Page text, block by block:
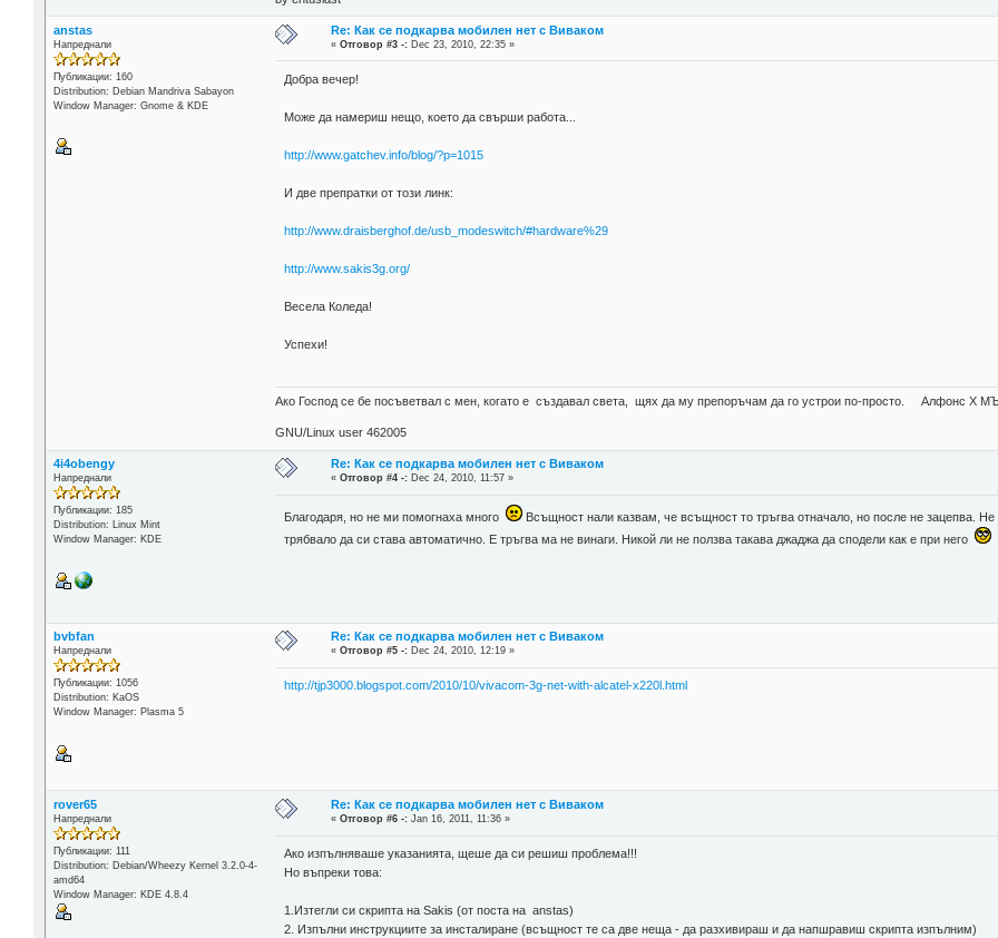
anstas
Напреднали
Публикации: 160
Distribution: Debian Mandriva Sabayon
Window Manager: Gnome & KDE
Re: Как се подкарва мобилен нет с Виваком
«Отговор #3 -: Dec 23, 2010, 22:35 »
Добра вечер!
Може да намериш нещо, което да свърши работа...
http://www.gatchev.info/blog/?p=1015
И две препратки от този линк:
http://www.draisberghof.de/usb_modeswitch/#hardware%29
http://www.sakis3g.org/
Весела Коледа!
Успехи!
Ако Господ се бе посъветвал с мен, когато е създавал света, щях да му препоръчам да го устрои по-просто. Алфонс X
GNU/Linux user 462005
4i4obengy
Напреднали
Публикации: 185
Distribution: Linux Mint
Window Manager: KDE
Re: Как се подкарва мобилен нет с Виваком
«Отговор #4 -: Dec 24, 2010, 11:57 »
Благодаря, но не ми помогнаха много
Всъщност нали казвам, че всъщност то тръгва отначало, но после не зацепва.
трябвало да си става автоматично. Е тръгва ма не винаги. Никой ли не ползва такава джаджа да сподели как е при него
bvbfan
Напреднали
Публикации: 1056
Distribution: KaOS
Window Manager: Plasma 5
Re: Как се подкарва мобилен нет с Виваком
«Отговор #5 -: Dec 24, 2010, 12:19 »
http://tjp3000.blogspot.com/2010/10/vivacom-3g-net-with-alcatel-x220l.html
rover65
Напреднали
Публикации: 111
Distribution: Debian/Wheezy Kernel 3.2.0-4-
amd64
Window Manager: KDE 4.8.4
Re: Как се подкарва мобилен нет с Виваком
«Отговор #6 -: Jan 16, 2011, 11:36 »
Ако изпълняваше указанията, щеше да си решиш проблема!!!
Но въпреки това:
1.Изтегли си скрипта на Sakis (от поста на anstas)
2. Изпълни инструкциите за инсталиране (всъщност те са две неща - да разхивираш и да напшравиш скрипта изпълним)